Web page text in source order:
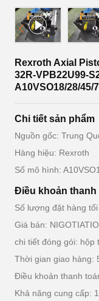
Rexroth Axial
32R-VPB22U99-
A10VSO18/28/45/
Chi tiết sản phẩm
Nguồn gốc: Trung
Hàng hiệu: Rexroth
Số mô hình:
Điều khoản thanh
Số lượng đặt hàng tối
Giá bán:
chi tiết đóng gói: hộp
Thời gian giao hàng:
Điều khoản thanh
Khả năng cung cấp: